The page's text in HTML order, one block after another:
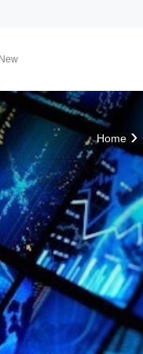
FMI Japan
Membership Program
Member Activities
News Investment
翔勝之道
Lifestyle
Home